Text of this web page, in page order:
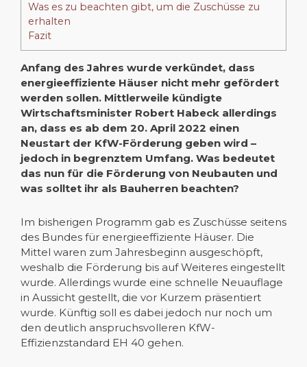
Was es zu beachten gibt, um die Zuschüsse zu
erhalten
Fazit
Anfang des Jahres wurde verkündet, dass
energieeffiziente Häuser nicht mehr gefördert
werden sollen. Mittlerweile kündigte
Wirtschaftsminister Robert Habeck allerdings
an, dass es ab dem 20. April 2022 einen
Neustart der KfW-Förderung geben wird –
jedoch in begrenztem Umfang. Was bedeutet
das nun für die Förderung von Neubauten und
was solltet ihr als Bauherren beachten?
Im bisherigen Programm gab es Zuschüsse seitens
des Bundes für energieeffiziente Häuser. Die
Mittel waren zum Jahresbeginn ausgeschöpft,
weshalb die Förderung bis auf Weiteres eingestellt
wurde. Allerdings wurde eine schnelle Neuauflage
in Aussicht gestellt, die vor Kurzem präsentiert
wurde. Künftig soll es dabei jedoch nur noch um
den deutlich anspruchsvolleren KfW-
Effizienzstandard EH 40 gehen.